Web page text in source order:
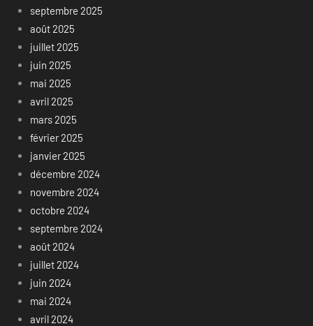
septembre 2025
août 2025
juillet 2025
juin 2025
mai 2025
avril 2025
mars 2025
février 2025
janvier 2025
décembre 2024
novembre 2024
octobre 2024
septembre 2024
août 2024
juillet 2024
juin 2024
mai 2024
avril 2024